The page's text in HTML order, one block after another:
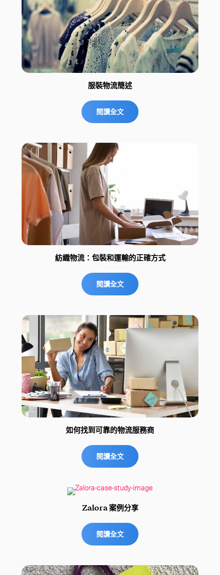
服裝物流簡述
閱讀全文
紡織物流：包裝和運輸的正確方式
閱讀全文
如何找到可靠的物流服務商
閱讀全文
Zalora 案例分享
閱讀全文